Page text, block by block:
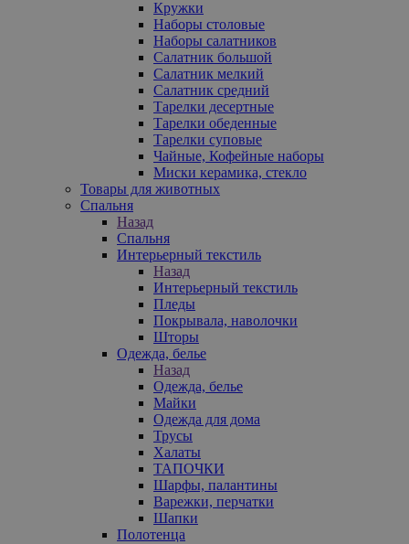
Кружки
Наборы столовые
Наборы салатников
Салатник большой
Салатник мелкий
Салатник средний
Тарелки десертные
Тарелки обеденные
Тарелки суповые
Чайные, Кофейные наборы
Миски керамика, стекло
Товары для животных
Спальня
Назад
Спальня
Интерьерный текстиль
Назад
Интерьерный текстиль
Пледы
Покрывала, наволочки
Шторы
Одежда, белье
Назад
Одежда, белье
Майки
Одежда для дома
Трусы
Халаты
ТАПОЧКИ
Шарфы, палантины
Варежки, перчатки
Шапки
Полотенца